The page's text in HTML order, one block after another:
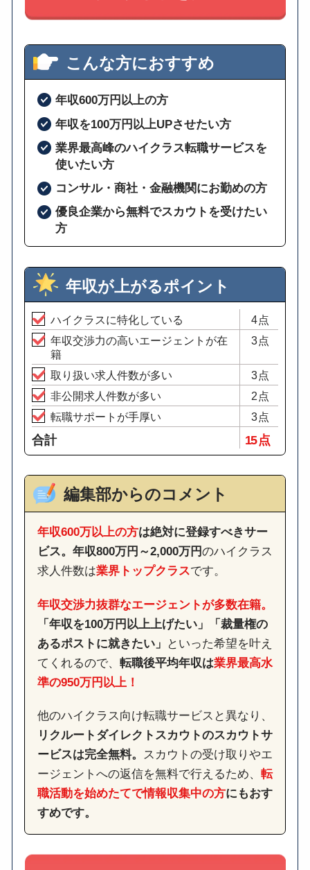
こんな方におすすめ
年収600万円以上の方
年収を100万円以上UPさせたい方
業界最高峰のハイクラス転職サービスを
使いたい方
コンサル・商社・金融機関にお勤めの方
優良企業から無料でスカウトを受けたい
方
年収が上がるポイント
ハイクラスに特化している
4点
年収交渉力の高いエージェントが在
籍
3点
取り扱い求人件数が多い
3点
非公開求人件数が多い
2点
転職サポートが手厚い
3点
合計 15 点
編集部からのコメント
年収600万以上の方は絶対に登録すべきサー
ビス。 年収800万円～2,000万円のハイクラス
求人件数は業界トップクラスです。
年収交渉力抜群なエージェントが多数在籍。
「年収を100万円以上上げたい」「裁量権の
あるポストに就きたい」 といった希望を叶え
てくれるので、 転職後平均年収は業界最高水
準の950万円以上！
他のハイクラス向け転職サービスと異なり、
リクルートダイレクトスカウトのスカウトサ
ービスは完全無料。 スカウトの受け取りやエ
ージェントへの返信を無料で行えるため、 転
職活動を始めたてで情報収集中の方にもおす
すめです。